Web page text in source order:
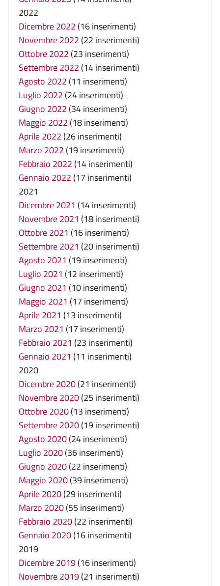
2022
Dicembre 2022 (16 inserimenti)
Novembre 2022 (22 inserimenti)
Ottobre 2022 (23 inserimenti)
Settembre 2022 (14 inserimenti)
Agosto 2022 (11 inserimenti)
Luglio 2022 (24 inserimenti)
Giugno 2022 (34 inserimenti)
Maggio 2022 (18 inserimenti)
Aprile 2022 (26 inserimenti)
Marzo 2022 (19 inserimenti)
Febbraio 2022 (14 inserimenti)
Gennaio 2022 (17 inserimenti)
2021
Dicembre 2021 (14 inserimenti)
Novembre 2021 (18 inserimenti)
Ottobre 2021 (16 inserimenti)
Settembre 2021 (20 inserimenti)
Agosto 2021 (19 inserimenti)
Luglio 2021 (12 inserimenti)
Giugno 2021 (10 inserimenti)
Maggio 2021 (17 inserimenti)
Aprile 2021 (13 inserimenti)
Marzo 2021 (17 inserimenti)
Febbraio 2021 (23 inserimenti)
Gennaio 2021 (11 inserimenti)
2020
Dicembre 2020(21 inserimenti)
Novembre 2020(25 inserimenti)
Ottobre 2020(13 inserimenti)
Settembre 2020(19 inserimenti)
Agosto 2020(24 inserimenti)
Luglio 2020(36 inserimenti)
Giugno 2020(22 inserimenti)
Maggio 2020(39 inserimenti)
Aprile 2020(29 inserimenti)
Marzo 2020(55 inserimenti)
Febbraio 2020(22 inserimenti)
Gennaio 2020(16 inserimenti)
2019
Dicembre 2019(16 inserimenti)
Novembre 2019(21 inserimenti)